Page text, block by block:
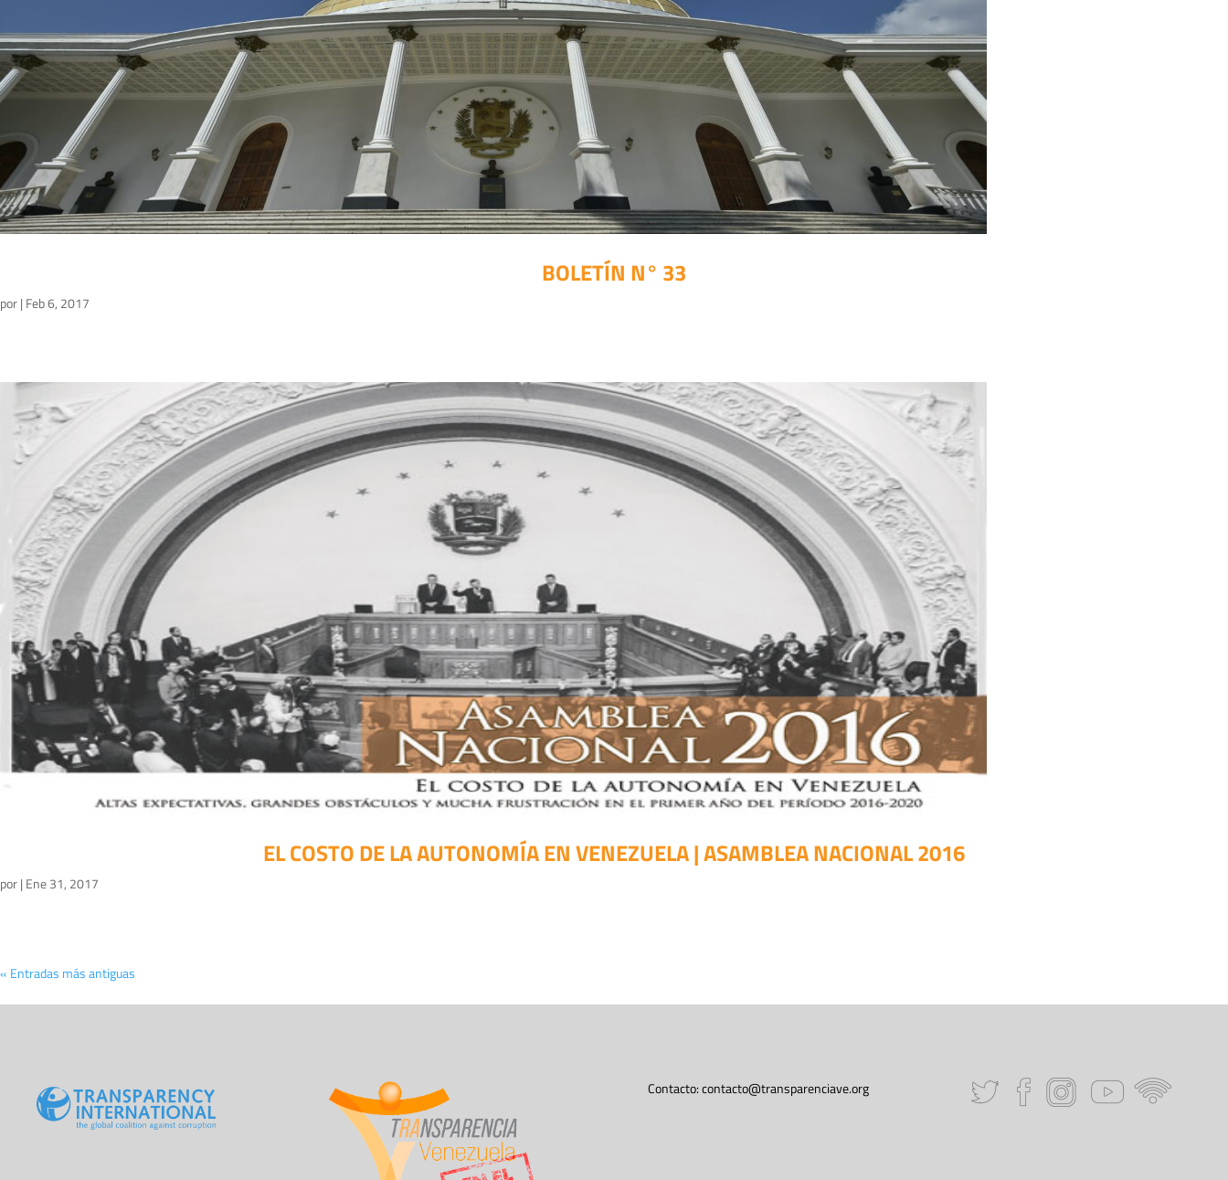
BOLETÍN N° 33
por| Feb 6, 2017
EL COSTO DE LA AUTONOMÍA EN VENEZUELA | ASAMBLEA NACIONAL 2016
por| Ene 31, 2017
« Entradas más antiguas
Contacto:contacto@transparenciave.org